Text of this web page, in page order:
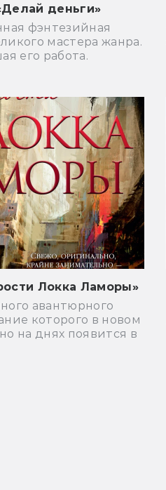
деньги»
фэнтезийная
мастера жанра.
его работа.
Локка Ламоры»
авантюрного
которого в новом
на днях появится в